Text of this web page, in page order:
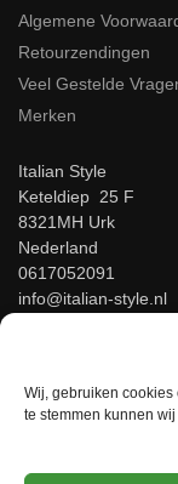
Wij, gebruiken cookies
te stemmen kunnen wij
Algemene
Retourzendingen
Veel Gestelde
Merken
Italian Style
Keteldiep 25 F
8321MH Urk
Nederland
0617052091
info@italian-style.nl
BTW:
Beoordeel ons op